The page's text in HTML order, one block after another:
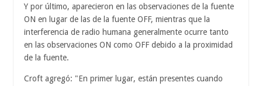
Y por último, aparecieron en las observaciones de la fuente
ON en lugar de las de la fuente OFF, mientras que la
interferencia de radio humana generalmente ocurre tanto
en las observaciones ON como OFF debido a la proximidad
de la fuente.
Croft agregó: "En primer lugar, están presentes cuando